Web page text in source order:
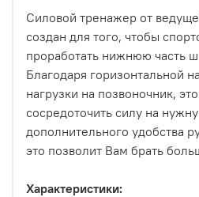
Силовой тренажер от
создан для того, чтобы
проработать нижнюю часть
Благодаря горизонтальной
нагрузки на позвоночник,
сосредоточить силу на
дополнительного удобства
это позволит Вам брать
Характеристики: